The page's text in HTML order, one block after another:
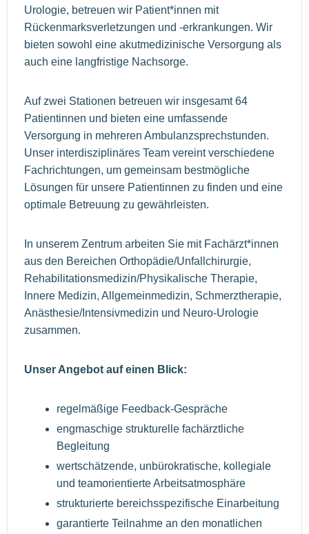
Urologie, betreuen wir Patient*innen mit
Rückenmarksverletzungen und -erkrankungen. Wir
bieten sowohl eine akutmedizinische Versorgung als
auch eine langfristige Nachsorge.
Auf zwei Stationen betreuen wir insgesamt 64
Patientinnen und bieten eine umfassende
Versorgung in mehreren Ambulanzsprechstunden.
Unser interdisziplinäres Team vereint verschiedene
Fachrichtungen, um gemeinsam bestmögliche
Lösungen für unsere Patientinnen zu finden und eine
optimale Betreuung zu gewährleisten.
In unserem Zentrum arbeiten Sie mit Fachärzt*innen
aus den Bereichen Orthopädie/Unfallchirurgie,
Rehabilitationsmedizin/Physikalische Therapie,
Innere Medizin, Allgemeinmedizin, Schmerztherapie,
Anästhesie/Intensivmedizin und Neuro-Urologie
zusammen.
Unser Angebot auf einen Blick:
regelmäßige Feedback-Gespräche
engmaschige strukturelle fachärztliche
Begleitung
wertschätzende, unbürokratische, kollegiale
und teamorientierte Arbeitsatmosphäre
strukturierte bereichsspezifische Einarbeitung
garantierte Teilnahme an den monatlichen